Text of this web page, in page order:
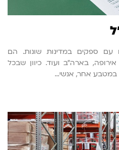
עם ספקים במדינות שונות. הם
בארה"ב ועוד. כיוון שבכל
אחר, אנשי…